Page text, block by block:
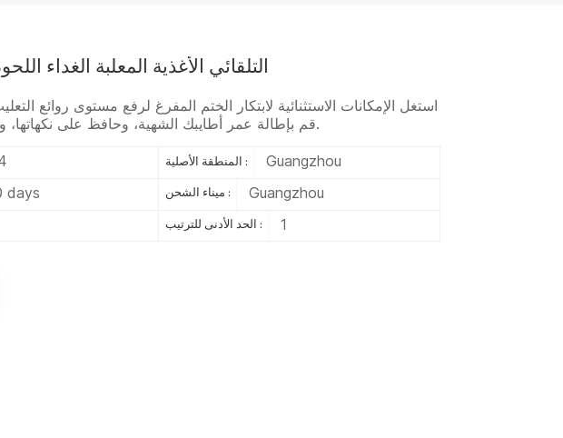
التلقائي الأغذية المعلبة الغداء
استغل الإمكانات الاستثنائية لابتكار الختم المفرغ لرفع مستوى روائع
قم بإطالة عمر أطايبك الشهية، وحافظ على نكهاتها، وعزز الرحلة الملحمية.
المنطقة الأصلية : Guangzhou
days ميناء الشحن : Guangzhou
الحد الأدنى للترتيب : 1